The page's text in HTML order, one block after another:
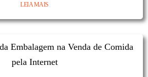
LEIA MAIS